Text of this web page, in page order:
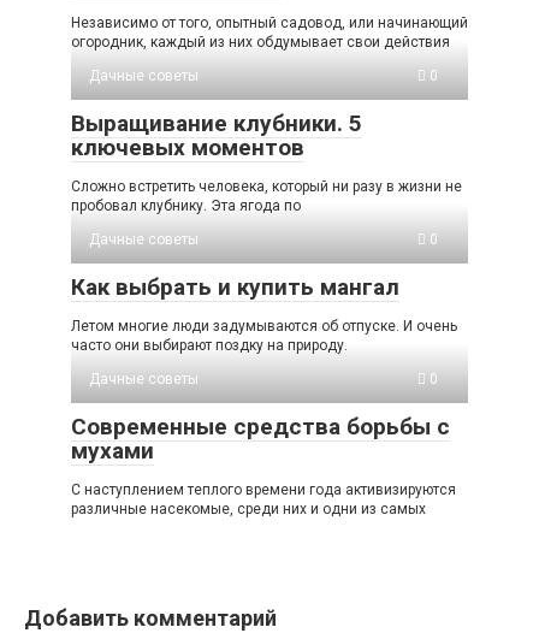
Независимо от того, опытный садовод, или начинающий
огородник, каждый из них обдумывает свои действия
Дачные советы
0
Выращивание клубники. 5
ключевых моментов
Сложно встретить человека, который ни разу в жизни не
пробовал клубнику. Эта ягода по
Дачные советы
0
Как выбрать и купить мангал
Летом многие люди задумываются об отпуске. И очень
часто они выбирают поздку на природу.
Дачные советы
0
Современные средства борьбы с
мухами
С наступлением теплого времени года активизируются
различные насекомые, среди них и одни из самых
Добавить комментарий